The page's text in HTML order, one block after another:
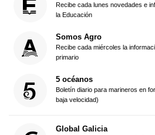
Recibe cada lunes novedades e
la Educación
Somos Agro
Recibe cada miércoles la
primario
5 océanos
Boletín diario para marineros en
baja velocidad)
Global Galicia